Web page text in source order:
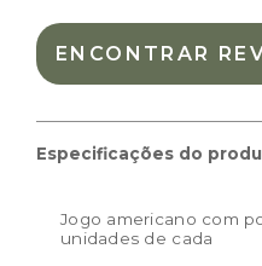
Dimensões das
Dimensões do
ENCONTRAR
Especificações do
Jogo americano com
unidades de cada